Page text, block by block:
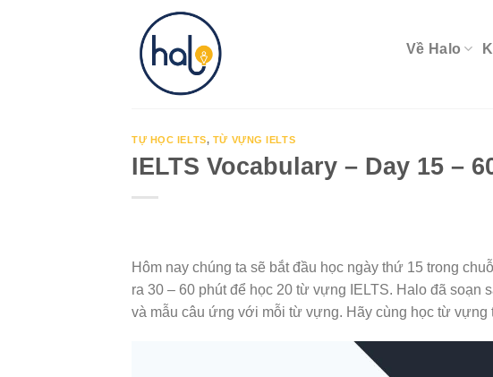
Về Halo
TỰ HỌC IELTS, TỪ VỰNG IELTS
IELTS Vocabulary – Day 15 –
Hôm nay chúng ta sẽ bắt đầu học ngày thứ 15 trong
ra 30 – 60 phút để học 20 từ vựng IELTS. Halo đã soạn
và mẫu câu ứng với mỗi từ vựng. Hãy cùng học từ vựng